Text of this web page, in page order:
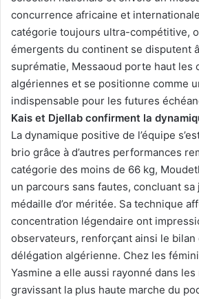
concurrence africaine et
catégorie toujours ultra-compétitive,
émergents du continent se disputent
suprématie, Messaoud porte haut les
algériennes et se positionne comme
indispensable pour les futures
Kais et Djellab confirment la
La dynamique positive de l’équipe
brio grâce à d’autres performances
catégorie des moins de 66 kg,
un parcours sans fautes, concluant
médaille d’or méritée. Sa technique
concentration légendaire ont
observateurs, renforçant ainsi le
délégation algérienne. Chez les
Yasmine a elle aussi rayonné dans
gravissant la plus haute marche du